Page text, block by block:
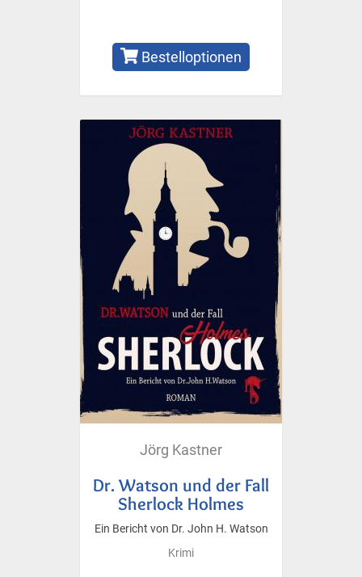
Bestelloptionen
Jörg Kastner
Dr. Watson und der Fall
Sherlock Holmes
Ein Bericht von Dr. John H. Watson
Krimi